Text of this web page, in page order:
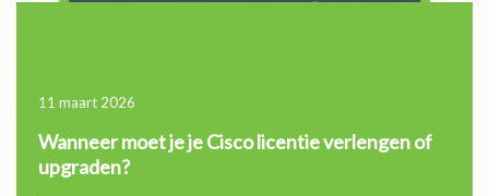
11 maart 2026
Wanneer moet je je Cisco licentie verlengen of
upgraden?